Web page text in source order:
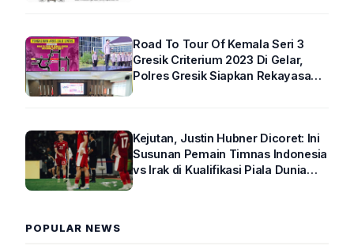
Road To Tour Of Kemala Seri 3
Gresik Criterium 2023 Di Gelar,
Polres Gresik Siapkan Rekayasa
Kejutan, Justin Hubner Dicoret: Ini
Susunan Pemain Timnas Indonesia
vs Irak di Kualifikasi Piala Dunia
POPULAR NEWS